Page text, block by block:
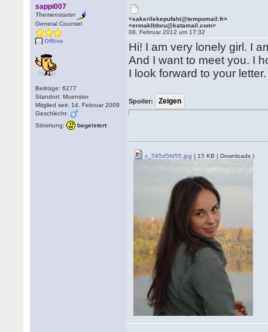
sappi007
Themenstarter
General Counsel
Offline
Beiträge: 6277
Standort: Muenster
Mitglied seit: 14. Februar 2009
Geschlecht:
Stimmung:
begeistert
<sakerilekepufahi@tempomail.fr>
<ermaklbbvu@katamail.com>
08. Februar 2012 um 17:32
Hi! I am very lonely girl. I
And I want to meet you. I
I look forward to your letter.
Spoiler:
x_595d5fd55.jpg ( 15 KB | Downloads )